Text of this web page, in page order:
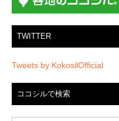
TWITTER
Tweets by KokosilOfficial
ココシルで検索